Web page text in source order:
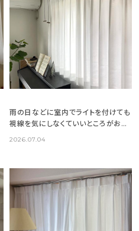
雨の日などに室内でライトを付けても
視線を気にしなくていいところがお気
2026.07.04